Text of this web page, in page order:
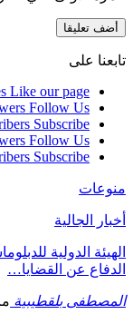
تابعنا على
Like our page
Follow Us
Subscribe
Follow Us
Subscribe
منوعات
أخبار الجالية
الهيئة الدولية
الدفاع عن القضايا…
المصطفى بلقطيبية